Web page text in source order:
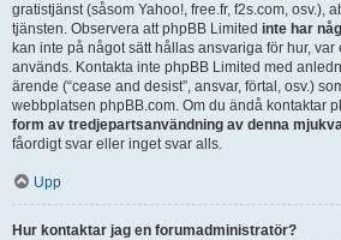
gratistjänst (såsom Yahoo!, free.fr, f2s.com, osv.),
tjänsten. Observera att phpBB Limited inte har
kan inte på något sätt hållas ansvariga för hur,
används. Kontakta inte phpBB Limited med
ärende (“cease and desist”, ansvar, förtal, osv.)
webbplatsen phpBB.com. Om du ändå kontaktar
form av tredjepartsanvändning av denna
fåordigt svar eller inget svar alls.
Upp
Hur kontaktar jag en forumadministratör?